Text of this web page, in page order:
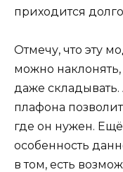
приходится
Отмечу, что эту
можно
даже складывать.
плафона
где он нужен.
особенность
в том, есть